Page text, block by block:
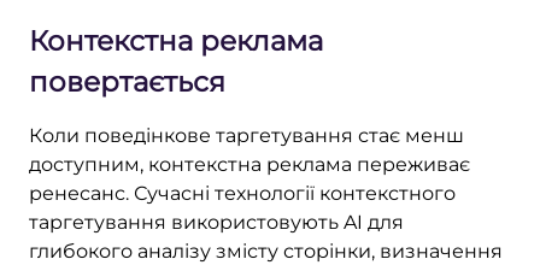
Контекстна реклама
повертається
Коли поведінкове таргетування стає менш
доступним, контекстна реклама переживає
ренесанс. Сучасні технології контекстного
таргетування використовують AI для
глибокого аналізу змісту сторінки, визначення